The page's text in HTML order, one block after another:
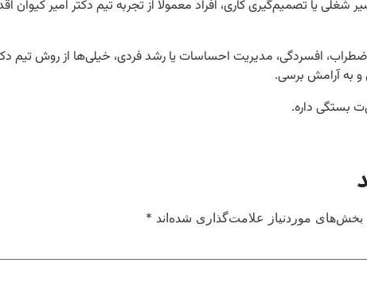
شغلی یا تصمیم‌گیری کاری، افراد معمولاً از تجربه تیم دکتر امیر کیوان
اضطراب، افسردگی، مدیریت احساسات یا رشد فردی، خیلی‌ها از روش تیم
و به آرامش برسی.
بستگی داره.
بخش‌های موردنیاز علامت‌گذاری شده‌اند *